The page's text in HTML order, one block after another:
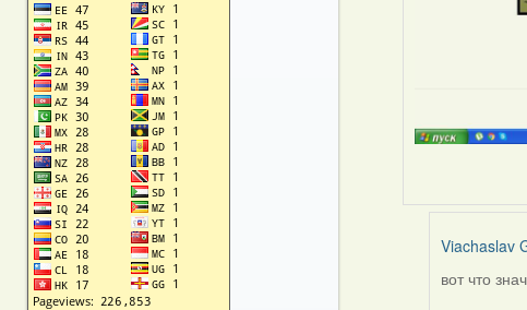
Viachaslav
In
вот что